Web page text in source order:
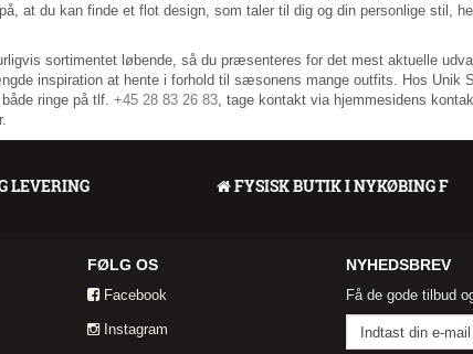
at du kan finde et flot design, som taler til dig og din personlige stil,
sortimentet løbende, så du præsenteres for det mest aktuelle
inspiration at hente i forhold til sæsonens mange outfits. Hos Unik
ringe på tlf. +45 28 83 26 83, tage kontakt via hjemmesidens
LEVERING FYSISK BUTIK I NYKØBING F
FØLG OS
Facebook
Instagram
NYHEDSBREV
Få de gode tilbud